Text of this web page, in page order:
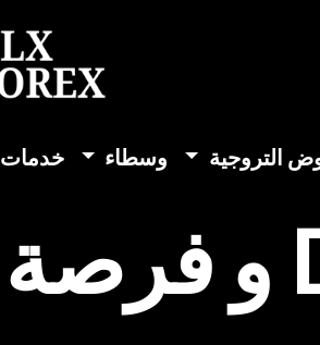
التروجية وسطاء خدمات
تحليل سهم شركة DELL و فرصة